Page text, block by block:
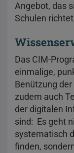
Angebot, das
Schulen
Das CIM-
einmalige,
Benützung
zudem auch
der digitalen
sind: Es geht
systematisch
finden,